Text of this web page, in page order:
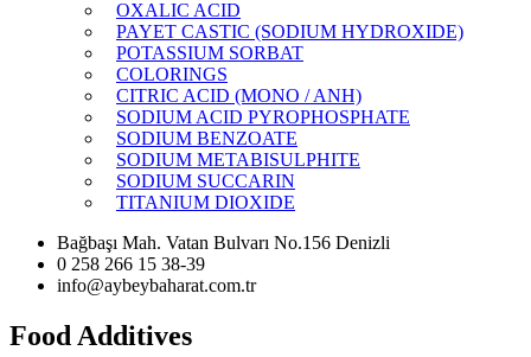
OXALIC ACID
PAYET CASTIC (SODIUM HYDROXIDE)
POTASSIUM SORBAT
COLORINGS
CITRIC ACID (MONO / ANH)
SODIUM ACID PYROPHOSPHATE
SODIUM BENZOATE
SODIUM METABISULPHITE
SODIUM SUCCARIN
TITANIUM DIOXIDE
Bağbaşı Mah. Vatan Bulvarı No.156 Denizli
0 258 266 15 38-39
info@aybeybaharat.com.tr
Food Additives